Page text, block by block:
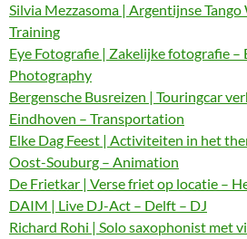
Silvia Mezzasoma | Argentijnse
Training
Eye Fotografie | Zakelijke fotografie –
Photography
Bergensche Busreizen | Touringcar
Eindhoven – Transportation
Elke Dag Feest | Activiteiten in het
Oost-Souburg – Animation
De Frietkar | Verse friet op locatie –
DAIM | Live DJ-Act – Delft – DJ
Richard Rohi | Solo saxophonist met